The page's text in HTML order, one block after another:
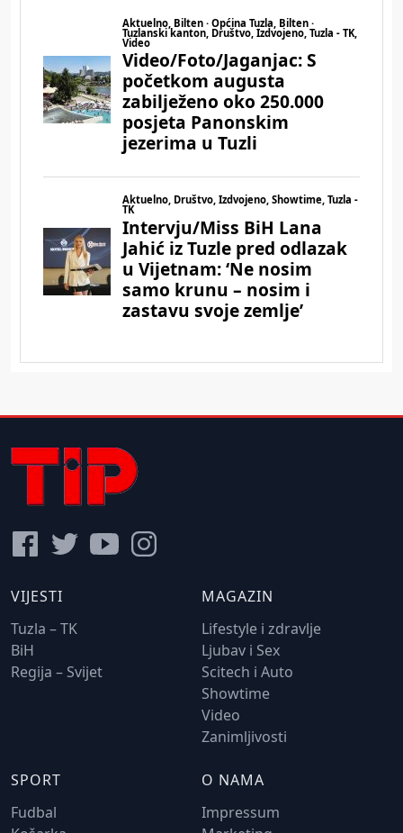
VIJESTI
Tuzla – TK
BiH
Regija – Svijet
MAGAZIN
Lifestyle i zdravlje
Ljubav i Sex
Scitech i Auto
Showtime
Video
Zanimljivosti
SPORT
Fudbal
O NAMA
Impressum